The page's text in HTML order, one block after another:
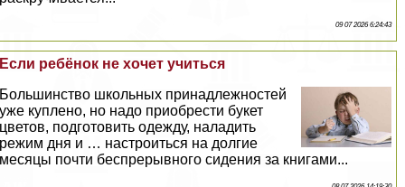
09 07 2026 6:24:43
Если ребёнок не хочет учиться
Большинство школьных принадлежностей
уже куплено, но надо приобрести букет
цветов, подготовить одежду, наладить
режим дня и … настроиться на долгие
месяцы почти беспрерывного сидения за книгами...